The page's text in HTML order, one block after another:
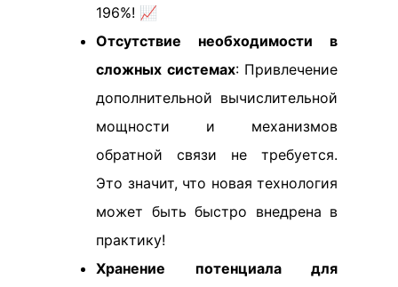
196%! 📈
Отсутствие необходимости в
сложных системах: Привлечение
дополнительной вычислительной
мощности и механизмов
обратной связи не требуется.
Это значит, что новая технология
может быть быстро внедрена в
практику!
Хранение потенциала для